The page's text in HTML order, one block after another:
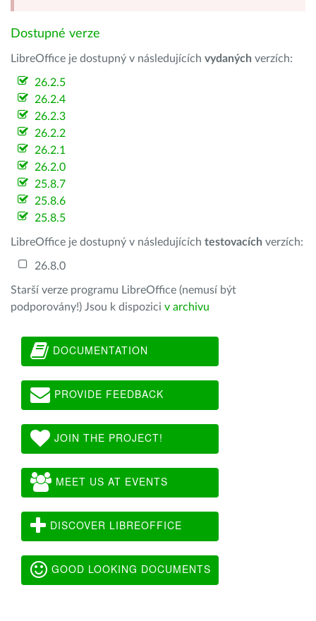
Dostupné verze
LibreOffice je dostupný v následujících vydaných verzích:
26.2.5
26.2.4
26.2.3
26.2.2
26.2.1
26.2.0
25.8.7
25.8.6
25.8.5
LibreOffice je dostupný v následujících testovacích verzích:
26.8.0
Starší verze programu LibreOffice (nemusí být
podporovány!) Jsou k dispozici v archivu
DOCUMENTATION
PROVIDE FEEDBACK
JOIN THE PROJECT!
MEET US AT EVENTS
DISCOVER LIBREOFFICE
GOOD LOOKING DOCUMENTS